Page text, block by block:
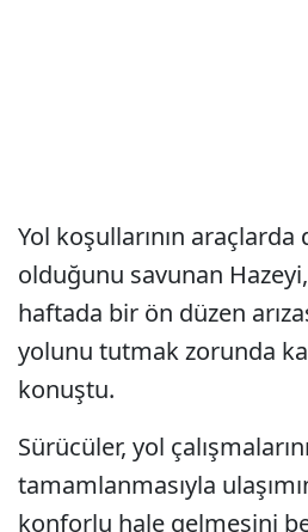
Yol koşullarının araçlarda
olduğunu savunan
haftada bir ön düzen
yolunu tutmak zorunda
konuştu.
Sürücüler, yol
tamamlanmasıyla
konforlu hale gelmesini